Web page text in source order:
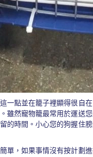
一點並在籠子裡顯得很自
雖然寵物籠最常用於運送
的時間。小心您的狗握住
單，如果事情沒有按計劃